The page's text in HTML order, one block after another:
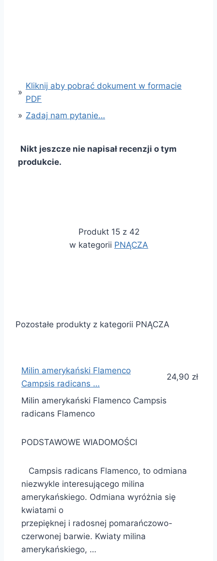
»
Kliknij aby pobrać dokument w formacie
PDF
» Zadaj nam pytanie…
Nikt jeszcze nie napisał recenzji o tym
produkcie.
Produkt 15 z 42
w kategorii PNĄCZA
Pozostałe produkty z kategorii PNĄCZA
Milin amerykański Flamenco
Campsis radicans …
24,90 zł
Milin amerykański Flamenco Campsis
radicans Flamenco
PODSTAWOWE WIADOMOŚCI
Campsis radicans Flamenco, to odmiana
niezwykle interesującego milina
amerykańskiego. Odmiana wyróżnia się
kwiatami o
przepięknej i radosnej pomarańczowo-
czerwonej barwie. Kwiaty milina
amerykańskiego, …